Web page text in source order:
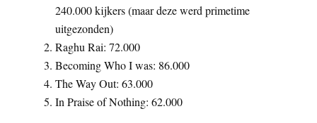
240.000 kijkers (maar deze werd primetime
uitgezonden)
Raghu Rai: 72.000
Becoming Who I was: 86.000
The Way Out: 63.000
In Praise of Nothing: 62.000